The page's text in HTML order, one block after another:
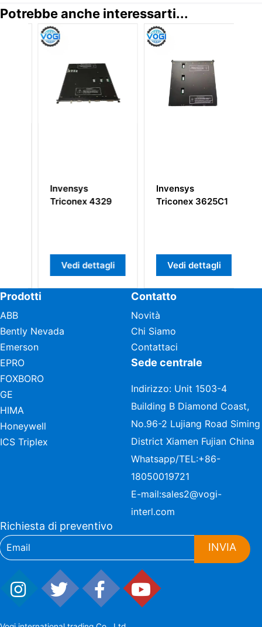
Potrebbe anche interessarti...
Invensys
Triconex 4329
Vedi dettagli
Invensys
Triconex 3625C1
Vedi dettagli
Prodotti
ABB
Bently Nevada
Emerson
EPRO
FOXBORO
GE
HIMA
Honeywell
ICS Triplex
Contatto
Novità
Chi Siamo
Contattaci
Sede centrale
Indirizzo: Unit 1503-4
Building B Diamond Coast,
No.96-2 Lujiang Road Siming
District Xiamen Fujian China
Whatsapp/TEL:+86-
18050019721
E-mail:sales2@vogi-
interl.com
Richiesta di preventivo
INVIA